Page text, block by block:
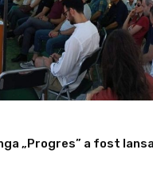
„Progres” a fost